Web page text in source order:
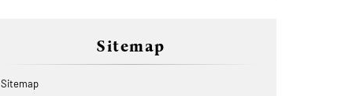
Sitemap
Sitemap